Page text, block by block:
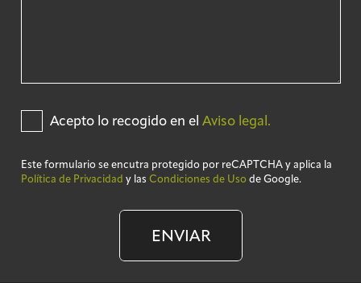
Acepto lo recogido en el Aviso legal.
Este formulario se encutra protegido por reCAPTCHA y aplica la
Política de Privacidad y las Condiciones de Uso de Google.
ENVIAR